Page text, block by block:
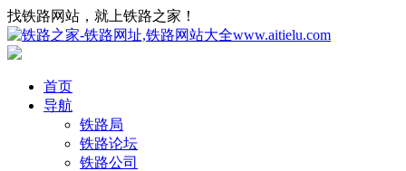
找铁路网站，就上铁路之家！
首页
导航
铁路局
铁路论坛
铁路公司